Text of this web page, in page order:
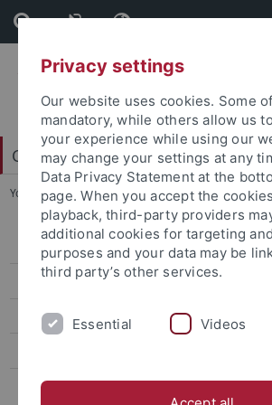
Skip
to
content
Skip
to
footer
College of Fellows
You are here: Startseite ... Global
Early Career Rescue Fellowship
Postdoctoral Research Fellowships in
New Horizons Fellowships
Global Encounters Fellowships
Privacy settings
Our website uses cookies. Some
mandatory, while others allow us
your experience while using our
may change your settings at any
Data Privacy Statement at the
page. When you accept the
playback, third-party providers
additional cookies for targeting
purposes and your data may be
third party’s other services.
Essential Videos